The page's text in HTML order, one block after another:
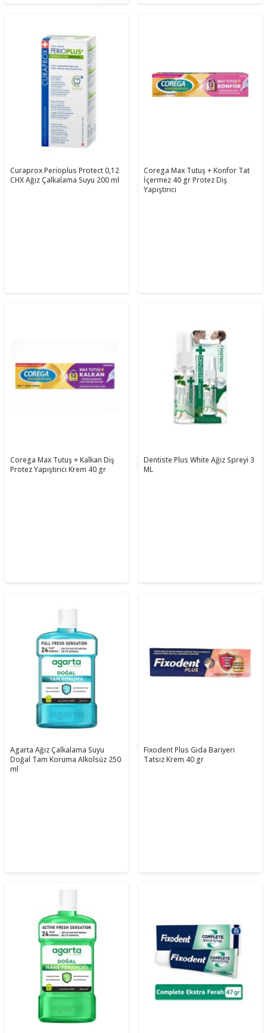
Curaprox Perioplus Protect 0,12
CHX Ağız Çalkalama Suyu 200 ml
Corega Max Tutuş + Konfor Tat
İçermez 40 gr Protez Diş
Yapıştırıcı
Corega Max Tutuş + Kalkan Diş
Protez Yapıştırıcı Krem 40 gr
Dentiste Plus White Ağız Spreyi 3
ML
Agarta Ağız Çalkalama Suyu
Doğal Tam Koruma Alkolsüz 250
ml
Fixodent Plus Gıda Bariyeri
Tatsız Krem 40 gr